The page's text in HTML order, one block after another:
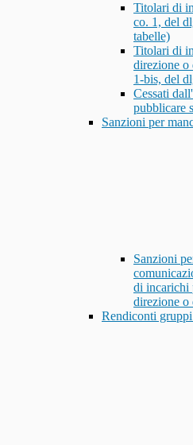
Titolari di
co. 1, del
tabelle)
Titolari di
direzione o
1-bis, del
Cessati
pubblicare
Sanzioni per
Sanzioni
di incarichi
direzione o
Rendiconti